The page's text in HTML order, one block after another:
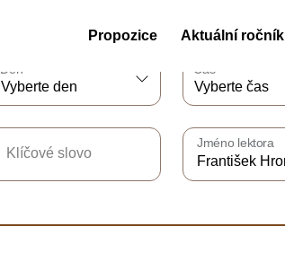
Propozice Aktuální ročník
Den Čas
Klíčové slovo
Jméno lektora